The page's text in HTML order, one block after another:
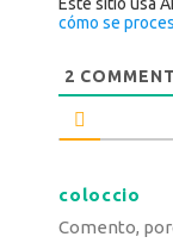
cómo se
2
coloccio
Comento,